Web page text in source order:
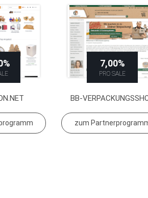
7,00%
PRO SALE
BB-
zum